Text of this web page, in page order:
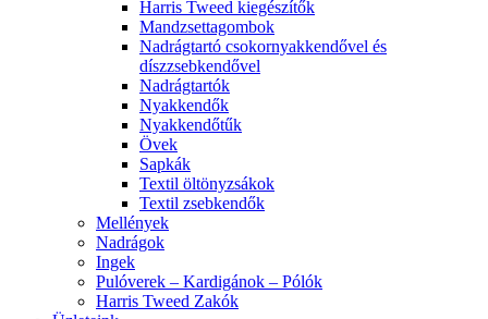
Harris Tweed kiegészítők
Mandzsettagombok
Nadrágtartó csokornyakkendővel és
díszzsebkendővel
Nadrágtartók
Nyakkendők
Nyakkendőtűk
Övek
Sapkák
Textil öltönyzsákok
Textil zsebkendők
Mellények
Nadrágok
Ingek
Pulóverek – Kardigánok – Pólók
Harris Tweed Zakók